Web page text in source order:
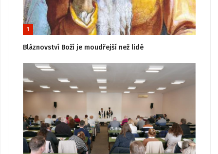
1
Bláznovství Boží je moudřejší než lidé